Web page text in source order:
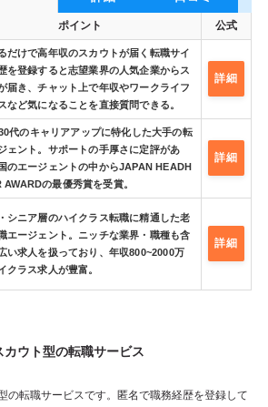
ポイント 公式
だけで高年収のスカウトが届く転職サイ
を登録すると志望業界の人気企業からス
届き、チャット上で年収やワークライフ
など気になることを直接質問できる。
詳細
代のキャリアアップに特化した大手の転
ェント。サポートの手厚さに定評があ
のエージェントの中からJAPAN HEADH
AWARDの最優秀賞を受賞。
詳細
シニア層のハイクラス転職に精通した老
エージェント。ニッチな業界・職種も含
い求人を扱っており、年収800~2000万
クラス求人が豊富。
詳細
ウト型の転職サービス
の転職サービスです。匿名で職務経歴を登録して